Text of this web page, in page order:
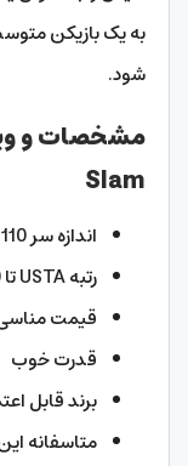
به یک بازیکن
شود.
Slam
اندازه سر 110 اینچ مربع | 11.5 اونس
رتبه USTA تا 3.0 طرفداران
قیمت
قدرت خوب
برند قابل
متاسفانه